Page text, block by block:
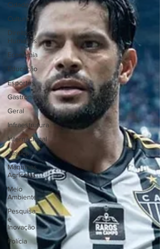
Cidades
Cultura
Direitos
Humanos
Economia
Educação
Esportes
Gastronomia
Geral
Infraestrutura
Internacional
Justiça
Máquinas
Agrícolas
Meio
Ambiente
Pesquisa
e
Inovação
Polícia